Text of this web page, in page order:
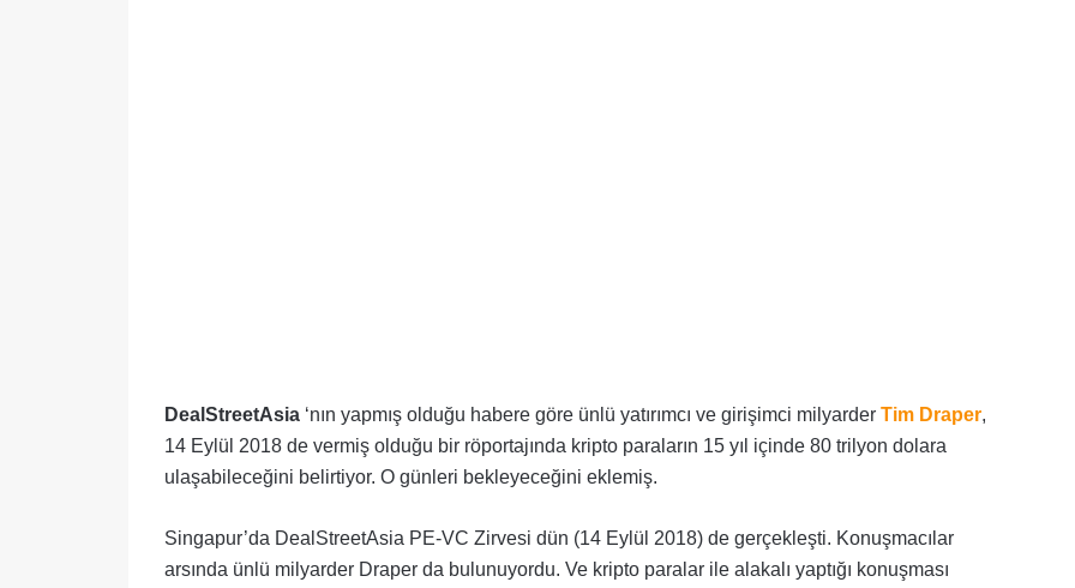
DealStreetAsia ‘nın yapmış olduğu habere göre ünlü yatırımcı ve girişimci milyarder Tim Draper,
14 Eylül 2018 de vermiş olduğu bir röportajında kripto paraların 15 yıl içinde 80 trilyon dolara
ulaşabileceğini belirtiyor. O günleri bekleyeceğini eklemiş.
Singapur’da DealStreetAsia PE-VC Zirvesi dün (14 Eylül 2018) de gerçekleşti. Konuşmacılar
arsında ünlü milyarder Draper da bulunuyordu. Ve kripto paralar ile alakalı yaptığı konuşması